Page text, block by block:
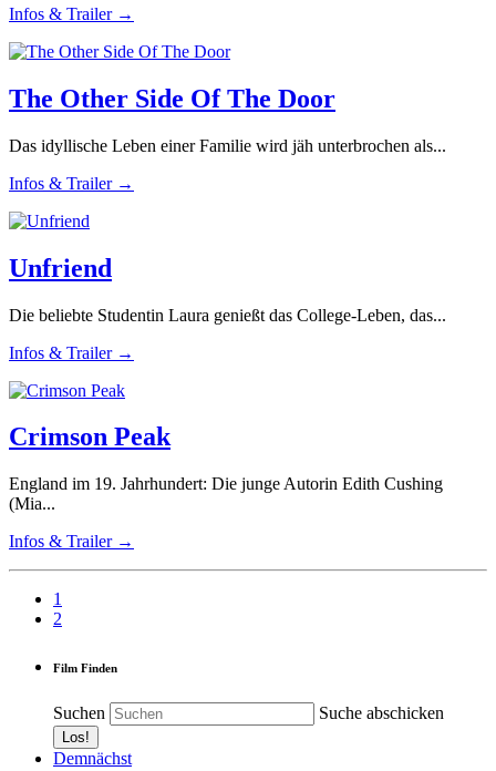
Infos & Trailer →
The Other Side Of The Door
Das idyllische Leben einer Familie wird jäh unterbrochen als...
Infos & Trailer →
Unfriend
Die beliebte Studentin Laura genießt das College-Leben, das...
Infos & Trailer →
Crimson Peak
England im 19. Jahrhundert: Die junge Autorin Edith Cushing
(Mia...
Infos & Trailer →
1
2
Film Finden
Suchen Suche abschicken
Demnächst